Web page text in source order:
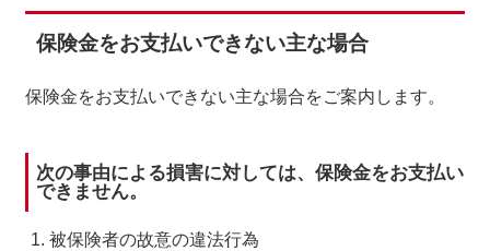
保険金をお支払いできない主な場合
保険金をお支払いできない主な場合をご案内します。
次の事由による損害に対しては、保険金をお支払い
できません。
被保険者の故意の違法行為